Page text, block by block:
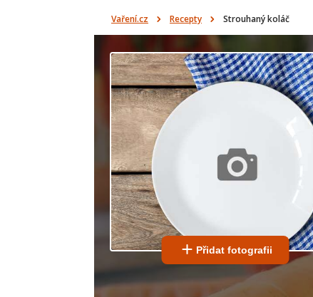
Vaření.cz Recepty Strouhaný koláč
Přidat fotografii